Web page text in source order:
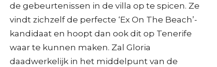
de gebeurtenissen in de villa op te spicen. Ze
vindt zichzelf de perfecte ‘Ex On The Beach’-
kandidaat en hoopt dan ook dit op Tenerife
waar te kunnen maken. Zal Gloria
daadwerkelijk in het middelpunt van de